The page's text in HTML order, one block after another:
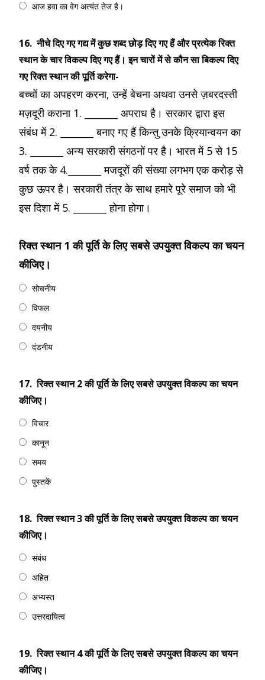
आज हवा का वेग अत्यंत तेज है।
16. नीचे दिए गए गद्य में कुछ शब्द छोड़ दिए गए हैं और प्रत्येक रिक्त
स्थान के चार विकल्प दिए गए हैं। इन चारों में से कौन सा बिकल्प दिए
गए रिक्त स्थान की पूर्ति करेगा-
बच्चों का अपहरण करना, उन्हें बेचना अथवा उनसे ज़बरदस्ती
मज़दूरी कराना 1. _______ अपराध है। सरकार द्वारा इस
संबंध में 2. _______ बनाए गए हैं किन्तु उनके क्रियान्वयन का
3. _______ अन्य सरकारी संगठनों पर है। भारत में 5 से 15
वर्ष तक के 4._______ मजदूरों की संख्या लगभग एक करोड़ से
कुछ ऊपर है। सरकारी तंत्र के साथ हमारे पूरे समाज को भी
इस दिशा में 5. _______ होना होगा।
रिक्त स्थान 1 की पूर्ति के लिए सबसे उपयुक्त विकल्प का चयन
कीजिए।
सोचनीय
विफल
दयनीय
दंडनीय
17. रिक्त स्थान 2 की पूर्ति के लिए सबसे उपयुक्त विकल्प का चयन
कीजिए।
विचार
कानून
समय
पुस्तकें
18. रिक्त स्थान 3 की पूर्ति के लिए सबसे उपयुक्त विकल्प का चयन
कीजिए।
संबंध
अहित
अभ्यस्त
उत्तरदायित्व
19. रिक्त स्थान 4 की पूर्ति के लिए सबसे उपयुक्त विकल्प का चयन
कीजिए।